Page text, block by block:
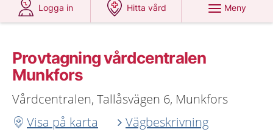
Logga in
Hitta vård
Meny
Provtagning vårdcentralen
Munkfors
Vårdcentralen, Tallåsvägen 6, Munkfors
Visa på karta
Vägbeskrivning